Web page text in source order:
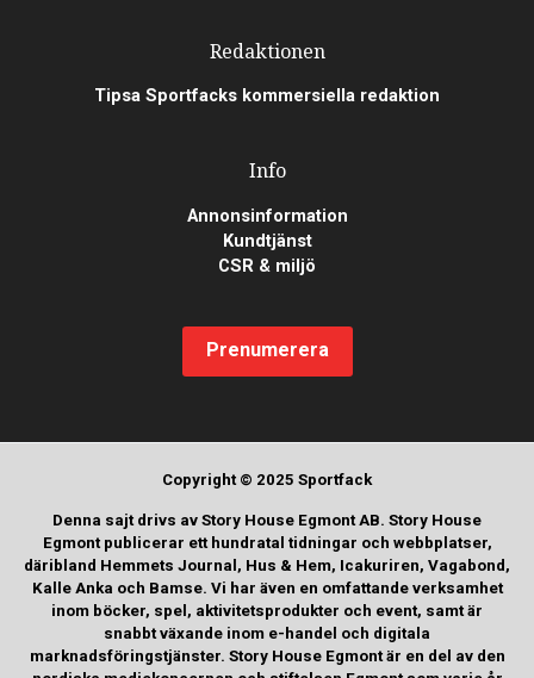
Redaktionen
Tipsa Sportfacks kommersiella redaktion
Info
Annonsinformation
Kundtjänst
CSR & miljö
Prenumerera
Copyright © 2025 Sportfack
Denna sajt drivs av Story House Egmont AB. Story House
Egmont publicerar ett hundratal tidningar och webbplatser,
däribland Hemmets Journal, Hus & Hem, Icakuriren, Vagabond,
Kalle Anka och Bamse. Vi har även en omfattande verksamhet
inom böcker, spel, aktivitetsprodukter och event, samt är
snabbt växande inom e-handel och digitala
marknadsföringstjänster. Story House Egmont är en del av den